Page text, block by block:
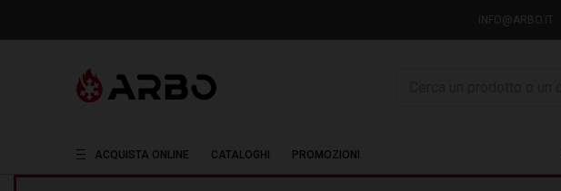
INFO@ARBO.IT
ACQUISTA ONLINE CATALOGHI PROMOZIONI